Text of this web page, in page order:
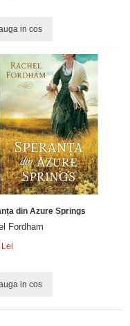
in cos
din Azure Springs
Fordham
in cos